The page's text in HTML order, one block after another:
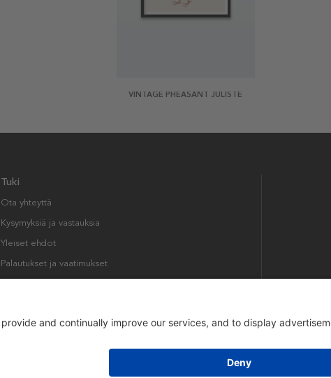
VINTAGE PHEASANT JULISTE
Tuki
Ota yhteyttä
Kysymyksiä ja vastauksia
Yleiset ehdot
Palautukset ja vaatimukset